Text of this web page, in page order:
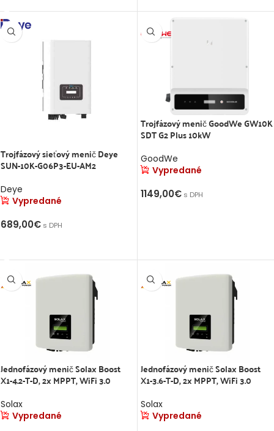
Trojfázový sieťový menič Deye
SUN-10K-G06P3-EU-AM2
Deye
Vypredané
689,00€ s DPH
Trojfázový menič GoodWe GW10K
SDT G2 Plus 10kW
GoodWe
Vypredané
1149,00€s DPH
Jednofázový menič Solax Boost
X1-4.2-T-D, 2x MPPT, WiFi 3.0
Solax
Vypredané
Jednofázový menič Solax Boost
X1-3.6-T-D, 2x MPPT, WiFi 3.0
Solax
Vypredané